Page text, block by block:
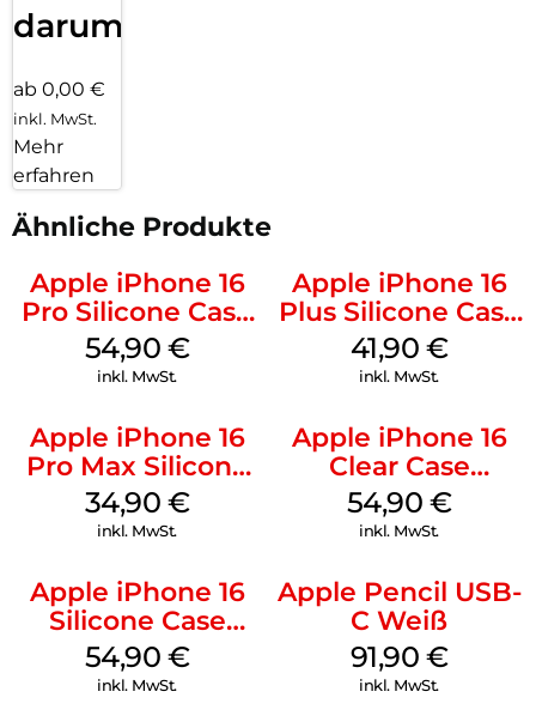
darum!
ab 0,00 €
inkl. MwSt.
Mehr
erfahren
Ähnliche Produkte
Apple iPhone 16
Pro Silicone Case
MagSafe Black
54,90 €
inkl. MwSt.
Apple iPhone 16
Plus Silicone Case
MagSafe Stone
Gray
41,90 €
inkl. MwSt.
Apple iPhone 16
Pro Max Silicone
Case MagSafe
Denim
34,90 €
inkl. MwSt.
Apple iPhone 16
Clear Case
MagSafe
Transparent
54,90 €
inkl. MwSt.
Apple iPhone 16
Silicone Case
MagSafe Black
54,90 €
inkl. MwSt.
Apple Pencil USB-
C Weiß
91,90 €
inkl. MwSt.